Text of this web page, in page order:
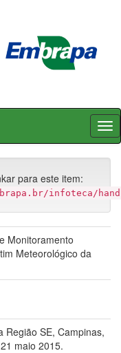
para este item:
infoteca/
Monitoramento
Meteorológico da
Região SE, Campinas,
maio 2015.